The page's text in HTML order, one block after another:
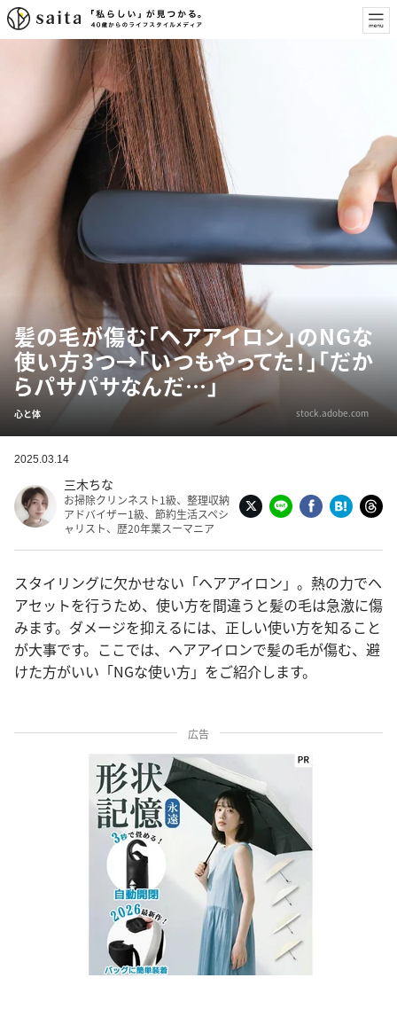
髪の毛が傷む「ヘアアイロン」のNGな
使い方3つ→「いつもやってた！」「だか
らパサパサなんだ…」
心と体 stock.adobe.com
2025.03.14
三木ちな
お掃除クリンネスト1級、整理収納
アドバイザー1級、節約生活スペシ
ャリスト、歴20年業スーマニア
スタイリングに欠かせない「ヘアアイロン」。熱の力でヘ
アセットを行うため、使い方を間違うと髪の毛は急激に傷
みます。ダメージを抑えるには、正しい使い方を知ること
が大事です。ここでは、ヘアアイロンで髪の毛が傷む、避
けた方がいい「NGな使い方」をご紹介します。
広告